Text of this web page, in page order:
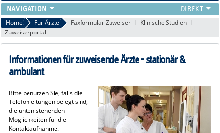
FÜR PATIENTEN
ÜBER UNS
FÜR ÄRZTE
HAUTTUMORZENTRUM
LEHRE & FORSCHUNG
Home Für Ärzte Faxformular Zuweiser
Klinische Studien
Zuweiserportal
Informationen für zuweisende Ärzte - stationär &
ambulant
Bitte benutzen Sie, falls die
Telefonleitungen belegt sind,
die unten stehenden
Möglichkeiten für die
Kontaktaufnahme.